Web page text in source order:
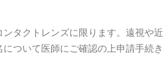
タクトレンズに限ります。遠視や近
ついて医師にご確認の上申請手続き